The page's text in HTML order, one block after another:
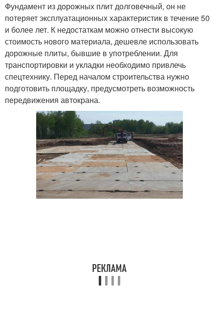
Фундамент из дорожных плит долговечный, он не
потеряет эксплуатационных характеристик в течение 50
и более лет. К недостаткам можно отнести высокую
стоимость нового материала, дешевле использовать
дорожные плиты, бывшие в употреблении. Для
транспортировки и укладки необходимо привлечь
спецтехнику. Перед началом строительства нужно
подготовить площадку, предусмотреть возможность
передвижения автокрана.